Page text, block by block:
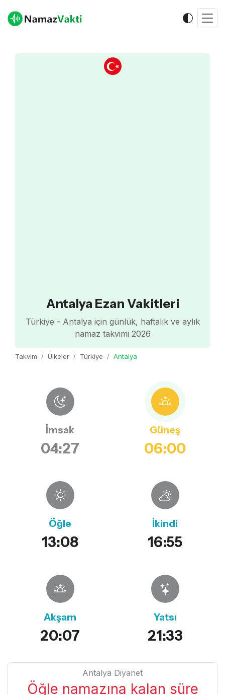
Antalya Ezan Vakitleri
Türkiye - Antalya için günlük, haftalık ve aylık
namaz takvimi 2026
Takvim Ülkeler Türkiye Antalya
İmsak
04:27
Güneş
06:00
Öğle
13:08
İkindi
16:55
Akşam
20:07
Yatsı
21:33
Antalya Diyanet
Öğle namazına kalan süre